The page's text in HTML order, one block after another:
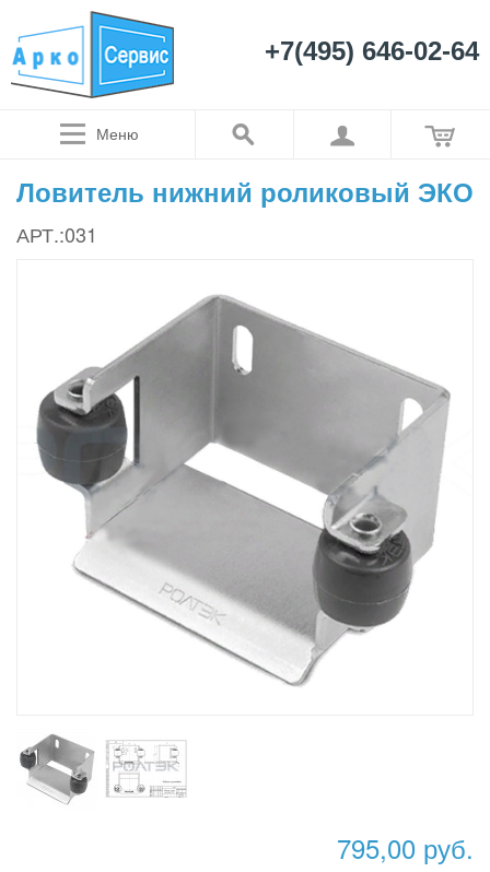
+7(495) 646-02-64
Меню
Ловитель нижний роликовый ЭКО
АРТ.:031
795,00 руб.